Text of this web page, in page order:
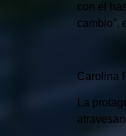
con el
cambio”,
Carolina
La